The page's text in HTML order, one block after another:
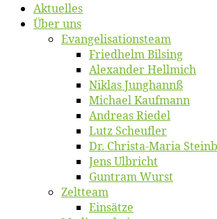
Ak­tu­el­les
Über uns
Evangelisa­tions­team
Fried­helm Bilsing
Alex­an­der Hellmich
Ni­klas Junghannß
Mi­cha­el Kaufmann
An­dre­as Riedel
Lutz Scheuf­ler
Dr. Chris­­ta-Ma­ria
Jens Ulb­richt
Gun­tram Wurst
Zelt­team
Ein­sät­ze